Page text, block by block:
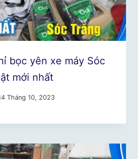
bọc yên xe máy Sóc
mới nhất
Tháng 10, 2023